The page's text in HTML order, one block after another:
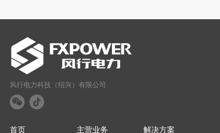
风行电力科技（绍兴）有限公司
首页 主营业务 解决方案